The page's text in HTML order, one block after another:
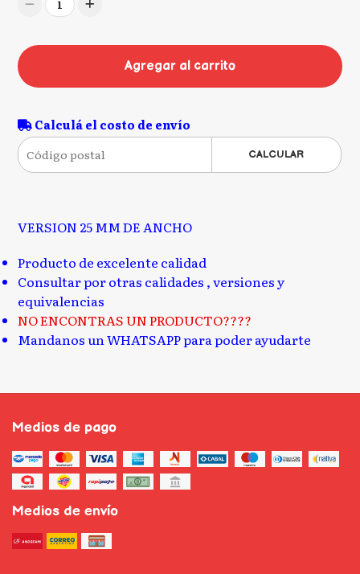
1
Agregar al carrito
Calculá el costo de envío
CALCULAR
VERSION 25 MM DE ANCHO
Producto de excelente calidad
Consultar por otras calidades , versiones y
equivalencias
NO ENCONTRAS UN PRODUCTO????
Mandanos un WHATSAPP para poder ayudarte
Medios de pago
Medios de envío